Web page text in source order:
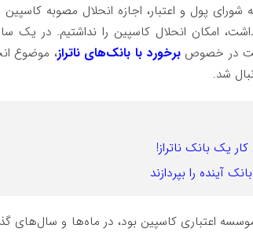
شورای پول و اعتبار، اجازه انحلال مصوبه کاسپین
امکان انحلال کاسپین را نداشتیم. در یک
در خصوص برخورد با بانک‌های ناتراز، موضوع
شد.
یک بانک ناتراز!
آینده را بپردازند
موسسه اعتباری کاسپین بود، در ماه‌ها و